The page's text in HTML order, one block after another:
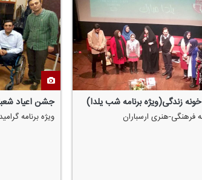
شعبانیه در برنامه خونه زندگی
گرامیداشت روز پاسدار و روز جانباز
برنامه سازان
برنامه خونه